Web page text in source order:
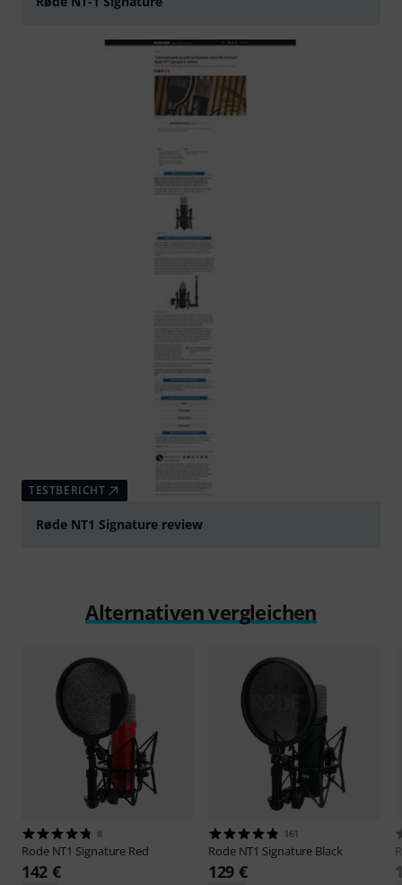
TESTBERICHT
Røde NT1 Signature review
Alternativen vergleichen
8
Rode NT1 Signature Red
142 €
161
Rode NT1 Signature Black
129 €